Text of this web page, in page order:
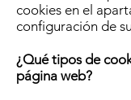
cookies en el
configuración de
¿Qué tipos de
página web?